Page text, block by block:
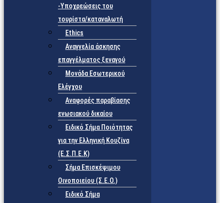
-Υποχρεώσεις του
τουρίστα/καταναλωτή
Ethics
Αναγγελία άσκησης
επαγγέλματος ξεναγού
Μονάδα Εσωτερικού
Ελέγχου
Αναφορές παραβίασης
ενωσιακού δικαίου
Ειδικό Σήμα Ποιότητας
για την Ελληνική Κουζίνα
(Ε.Σ.Π.Ε.Κ)
Σήμα Επισκέψιμου
Οινοποιείου (Σ.Ε.Ο.)
Ειδικό Σήμα